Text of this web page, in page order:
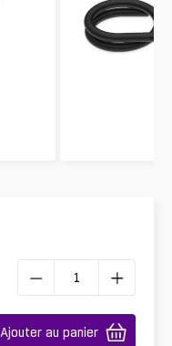
Ajouter au panier